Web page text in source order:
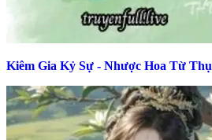
Kiêm Gia Kỷ Sự - Nhược Hoa Từ Thụ